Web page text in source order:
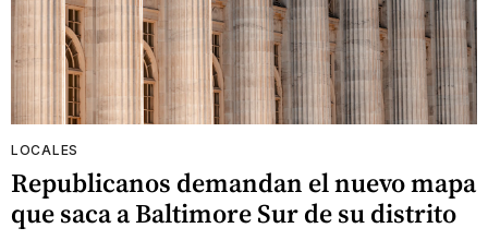
LOCALES
Republicanos demandan el nuevo mapa
que saca a Baltimore Sur de su distrito